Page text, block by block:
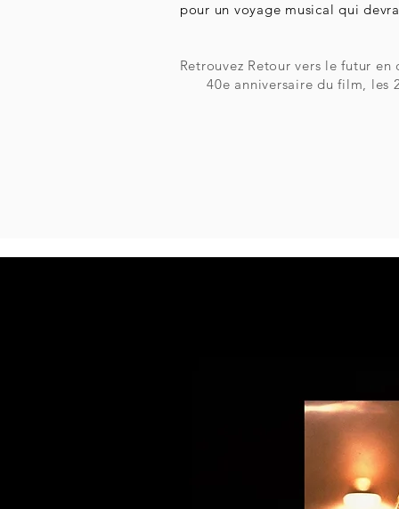
pour un voyage musical qui
Retrouvez Retour vers le futur
40e anniversaire du film, les